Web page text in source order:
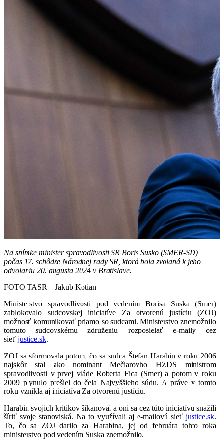
Na snímke minister spravodlivosti SR Boris Susko (SMER-SD)
počas 17. schôdze Národnej rady SR, ktorá bola zvolaná k jeho
odvolaniu 20. augusta 2024 v Bratislave.
FOTO TASR – Jakub Kotian
Ministerstvo spravodlivosti pod vedením Borisa Suska (Smer)
zablokovalo sudcovskej iniciatíve Za otvorenú justíciu (ZOJ)
možnosť komunikovať priamo so sudcami. Ministerstvo znemožnilo
tomuto sudcovskému združeniu rozposielať e-maily cez
sieť justice.sk.
ZOJ sa sformovala potom, čo sa sudca Štefan Harabin v roku 2006
najskôr stal ako nominant Mečiarovho HZDS ministrom
spravodlivosti v prvej vláde Roberta Fica (Smer) a potom v roku
2009 plynulo prešiel do čela Najvyššieho súdu. A práve v tomto
roku vznikla aj iniciatíva Za otvorenú justíciu.
Harabin svojich kritikov šikanoval a oni sa cez túto iniciatívu snažili
šíriť svoje stanoviská. Na to využívali aj e-mailovú sieť justice.sk.
To, čo sa ZOJ darilo za Harabina, jej od februára tohto roka
ministerstvo pod vedením Suska znemožnilo.